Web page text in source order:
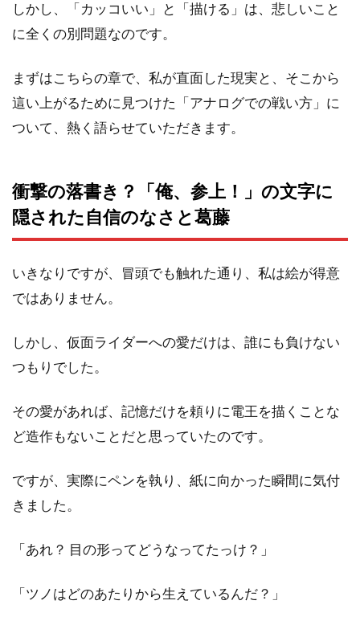
しかし、「カッコいい」と「描ける」は、悲しいこと
に全くの別問題なのです。
まずはこちらの章で、私が直面した現実と、そこから
這い上がるために見つけた「アナログでの戦い方」に
ついて、熱く語らせていただきます。
衝撃の落書き？「俺、参上！」の文字に
隠された自信のなさと葛藤
いきなりですが、冒頭でも触れた通り、私は絵が得意
ではありません。
しかし、仮面ライダーへの愛だけは、誰にも負けない
つもりでした。
その愛があれば、記憶だけを頼りに電王を描くことな
ど造作もないことだと思っていたのです。
ですが、実際にペンを執り、紙に向かった瞬間に気付
きました。
「あれ？ 目の形ってどうなってたっけ？」
「ツノはどのあたりから生えているんだ？」